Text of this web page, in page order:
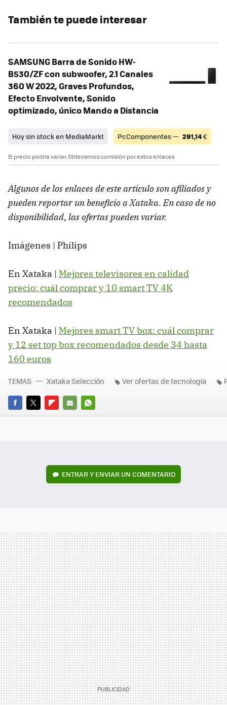
También te puede interesar
SAMSUNG Barra de Sonido HW-
B530/ZF con subwoofer, 2.1 Canales
360 W 2022, Graves Profundos,
Efecto Envolvente, Sonido
optimizado, único Mando a Distancia
Hoy sin stock en MediaMarkt PcComponentes — 291,14€
El precio podría variar. Obtenemos comisión por estos enlaces
Algunos de los enlaces de este artículo son afiliados y
pueden reportar un beneficio a Xataka. En caso de no
disponibilidad, las ofertas pueden variar.
Imágenes | Philips
En Xataka | Mejores televisores en calidad
precio: cuál comprar y 10 smart TV 4K
recomendados
En Xataka | Mejores smart TV box: cuál comprar
y 12 set top box recomendados desde 34 hasta
160 euros
FACEBOOK
TWITTERFLIPBOARD
E-
WHATSAPP
TEMAS Xataka Selección Ver ofertas de tecnología
ENTRAR Y ENVIAR UN COMENTARIO